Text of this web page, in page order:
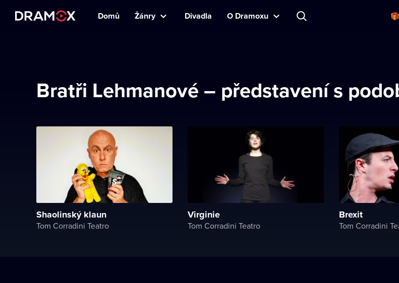
Domů Žánry Divadla O Dramoxu
Bratři Lehmanové – představení s
Shaolinský klaun
Tom Corradini Teatro
Virginie
Tom Corradini Teatro
Brexit
Tom Corradini